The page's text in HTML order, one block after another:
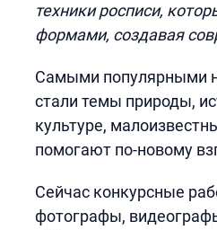
техники росписи,
формами, создавая
Самыми популярными
стали темы природы,
культуре,
помогают по-новому
Сейчас конкурсные
фотографы,